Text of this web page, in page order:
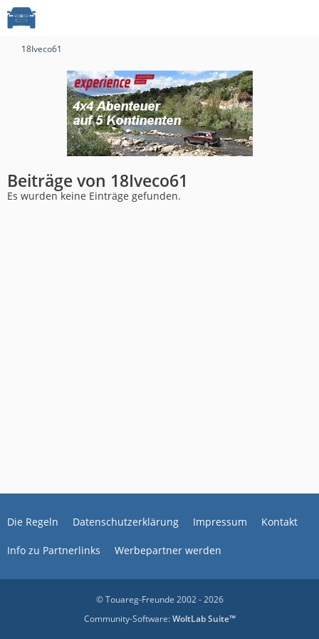
18Iveco61
Beiträge von 18Iveco61
Es wurden keine Einträge gefunden.
Die Regeln Datenschutzerklärung Impressum Kontakt
Info zu Partnerlinks Werbepartner werden
© Touareg-Freunde 2002 - 2026
Community-Software:WoltLab Suite™